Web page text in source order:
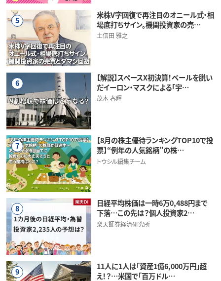
5
米株V字回復で再注目のオニール式・相
場底打ちサイン。機関投資家の売…
土信田 雅之
6
【解説】スペースX初決算！ベールを脱い
だイーロン・マスクによる「宇…
茂木 春輝
7
【8月の株主優待ランキングTOP10で投
票】“例年の人気銘柄”の株…
トウシル編集チーム
8
日経平均株価は一時6万0,488円まで
下落…この先は？個人投資家2…
楽天証券経済研究所
9
11人に1人は「資産1億6,000万円」超
え！？…米国で「百万ドル…